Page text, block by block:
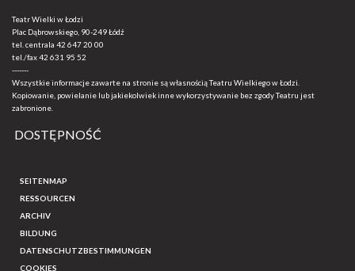
Teatr Wielki w Łodzi
Plac Dąbrowskiego, 90-249 Łódź
tel. centrala 42 647 20 00
tel./fax42 631 95 52
-------
Wszystkie informacje zawarte na stronie są własnością Teatru Wielkiego w Łodzi.
Kopiowanie, powielanie lub jakiekolwiek inne wykorzystywanie bez zgody Teatru jest
zabronione.
DOSTĘPNOŚĆ
SEITENMAP
RESSOURCEN
ARCHIV
BILDUNG
DATENSCHUTZBESTIMMUNGEN
COOKIES